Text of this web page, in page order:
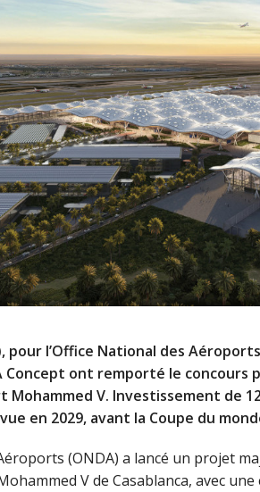
pour l’Office National des
Concept ont remporté le concours
Mohammed V. Investissement de
en 2029, avant la Coupe du
(ONDA) a lancé un projet
V de Casablanca, avec